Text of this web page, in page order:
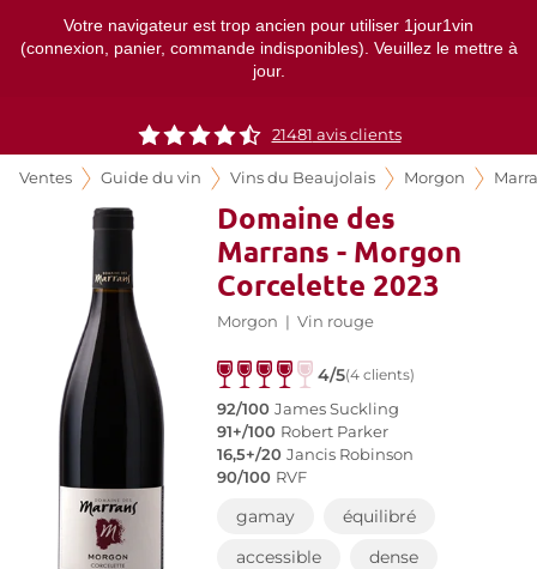
Votre navigateur est trop ancien pour utiliser 1jour1vin
(connexion, panier, commande indisponibles). Veuillez le mettre à
jour.
21481 avis clients
Ventes Guide du vin Vins du Beaujolais Morgon
Domaine des
Marrans - Morgon
Corcelette 2023
Morgon | Vin rouge
4/5(4 clients)
92/100 James Suckling
91+/100 Robert Parker
16,5+/20 Jancis Robinson
90/100 RVF
gamay
équilibré
accessible
dense